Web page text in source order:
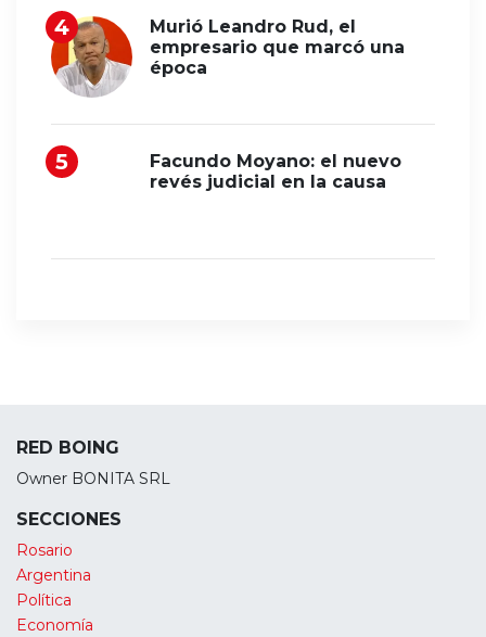
Murió Leandro Rud, el
empresario que marcó una
época
Facundo Moyano: el nuevo
revés judicial en la causa
RED BOING
Owner BONITA SRL
SECCIONES
Rosario
Argentina
Política
Economía